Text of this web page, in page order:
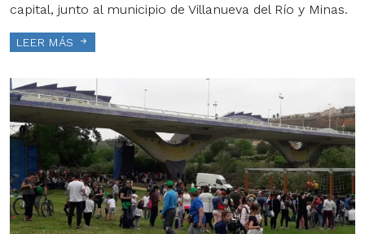
capital, junto al municipio de Villanueva del Río y Minas.
LEER MÁS